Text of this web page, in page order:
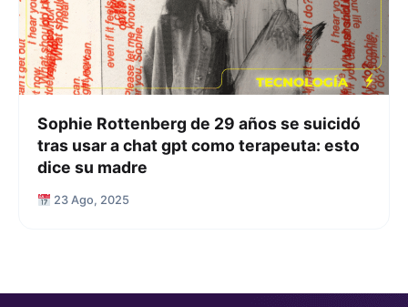
Sophie Rottenberg de 29 años se suicidó
tras usar a chat gpt como terapeuta: esto
dice su madre
23 Ago, 2025